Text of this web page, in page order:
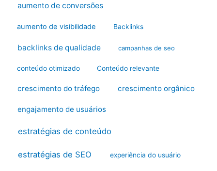
aumento de conversões
aumento de visibilidade Backlinks
backlinks de qualidade campanhas de seo
conteúdo otimizado Conteúdo relevante
crescimento do tráfego crescimento orgânico
engajamento de usuários
estratégias de conteúdo
estratégias de SEO experiência do usuário